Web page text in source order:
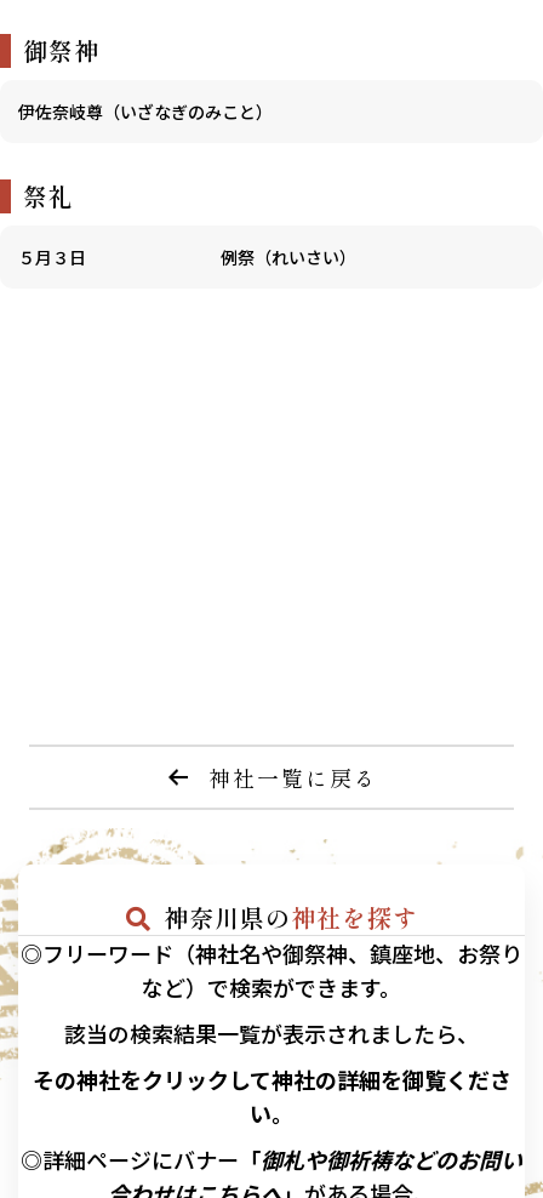
御祭神
伊佐奈岐尊（いざなぎのみこと）
祭礼
５月３日 例祭（れいさい）
神社一覧に戻る
神奈川県の神社を探す
◎フリーワード（神社名や御祭神、鎮座地、お祭り
など）で検索ができます。
該当の検索結果一覧が表示されましたら、
その神社をクリックして神社の詳細を御覧くださ
い。
◎詳細ページにバナー 「御札や御祈祷などのお問い